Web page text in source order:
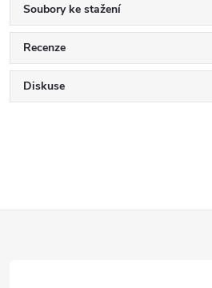
Soubory ke stažení
Recenze
Diskuse